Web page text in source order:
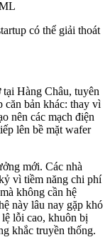
có thể giải thoát
tại Hàng Châu, tuyên
căn bản khác: thay vì
nên các mạch điện
lên bề mặt wafer
mới. Các nhà
vì tiềm năng chi phí
không cần hệ
này lâu nay gặp khó
lỗi cao, khuôn bị
khắc truyền thống.